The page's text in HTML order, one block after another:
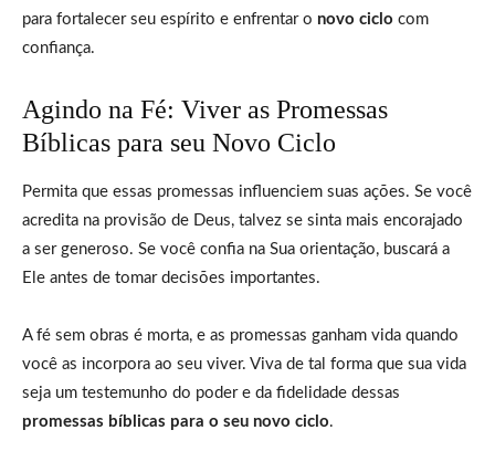
para fortalecer seu espírito e enfrentar o novo ciclo com
confiança.
Agindo na Fé: Viver as Promessas
Bíblicas para seu Novo Ciclo
Permita que essas promessas influenciem suas ações. Se você
acredita na provisão de Deus, talvez se sinta mais encorajado
a ser generoso. Se você confia na Sua orientação, buscará a
Ele antes de tomar decisões importantes.
A fé sem obras é morta, e as promessas ganham vida quando
você as incorpora ao seu viver. Viva de tal forma que sua vida
seja um testemunho do poder e da fidelidade dessas
promessas bíblicas para o seu novo ciclo.